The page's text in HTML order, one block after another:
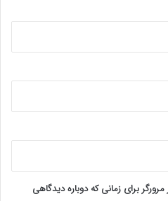
برای زمانی که دوباره دیدگاهی